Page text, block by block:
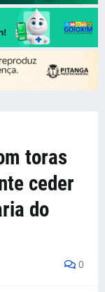
toras
ceder
do
0